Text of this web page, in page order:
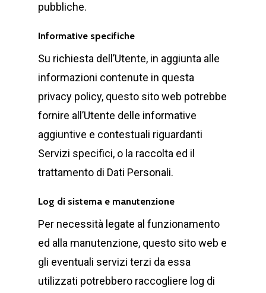
pubbliche.
Informative specifiche
Su richiesta dell’Utente, in aggiunta alle
informazioni contenute in questa
privacy policy, questo sito web potrebbe
fornire all’Utente delle informative
aggiuntive e contestuali riguardanti
Servizi specifici, o la raccolta ed il
trattamento di Dati Personali.
Log di sistema e manutenzione
Per necessità legate al funzionamento
ed alla manutenzione, questo sito web e
gli eventuali servizi terzi da essa
utilizzati potrebbero raccogliere log di